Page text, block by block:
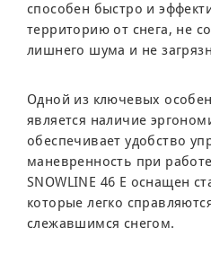
способен быстро и
территорию от снега, не
лишнего шума и не
Одной из ключевых
является наличие
обеспечивает удобство
маневренность при
SNOWLINE 46 E оснащен
которые легко
слежавшимся снегом.